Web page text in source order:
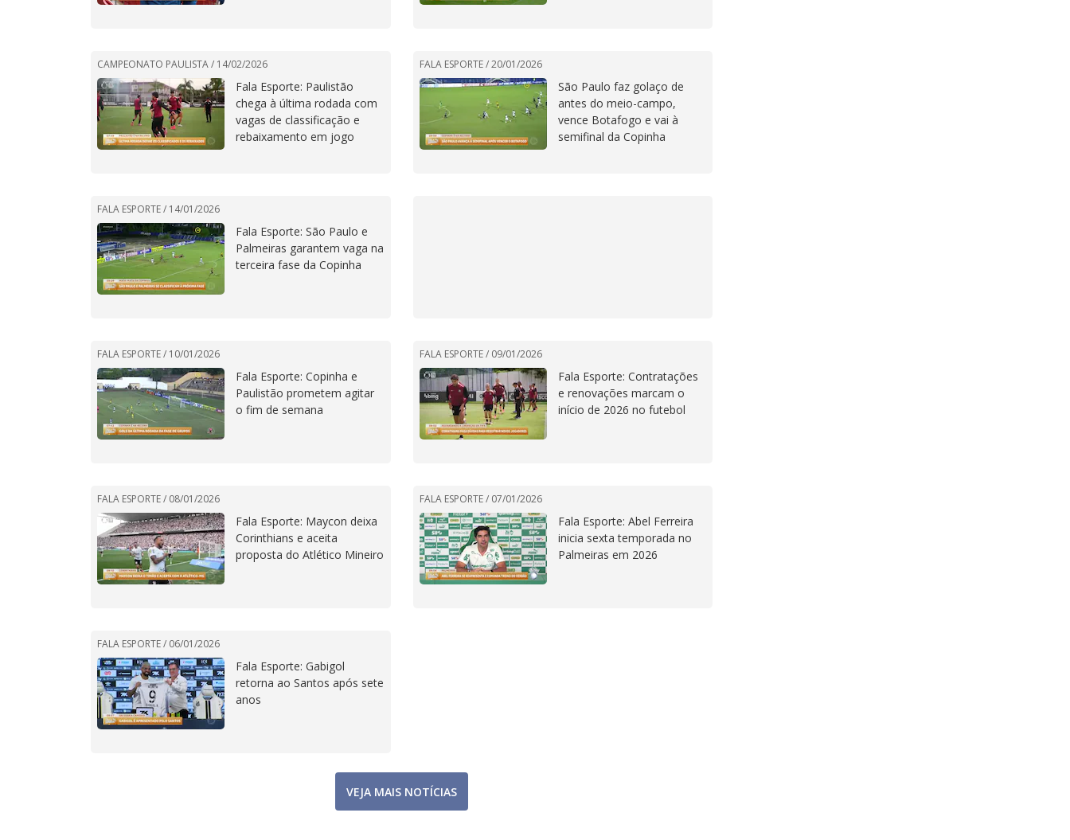
CAMPEONATO PAULISTA / 14/02/2026
Fala Esporte: Paulistão
chega à última rodada com
vagas de classificação e
rebaixamento em jogo
FALA ESPORTE /20/01/2026
São Paulo faz golaço de
antes do meio-campo,
vence Botafogo e vai à
semifinal da Copinha
FALA ESPORTE / 14/01/2026
Fala Esporte: São Paulo e
Palmeiras garantem vaga na
terceira fase da Copinha
FALA ESPORTE / 10/01/2026
Fala Esporte: Copinha e
Paulistão prometem agitar
o fim de semana
FALA ESPORTE / 09/01/2026
Fala Esporte: Contratações
e renovações marcam o
início de 2026 no futebol
FALA ESPORTE / 08/01/2026
Fala Esporte: Maycon deixa
Corinthians e aceita
proposta do Atlético Mineiro
FALA ESPORTE / 07/01/2026
Fala Esporte: Abel Ferreira
inicia sexta temporada no
Palmeiras em 2026
FALA ESPORTE / 06/01/2026
Fala Esporte: Gabigol
retorna ao Santos após sete
anos
VEJA MAIS NOTÍCIAS